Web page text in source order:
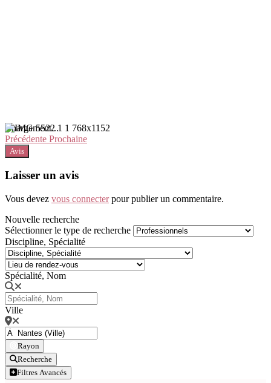
Chargement...
Précédente Prochaine
Avis
Laisser un avis
Vous devez vous connecterpour publier un commentaire.
Nouvelle recherche
Sélectionner le type de recherche
Discipline, Spécialité
Spécialité, Nom
Ville
Rayon
Recherche
Filtres Avancés